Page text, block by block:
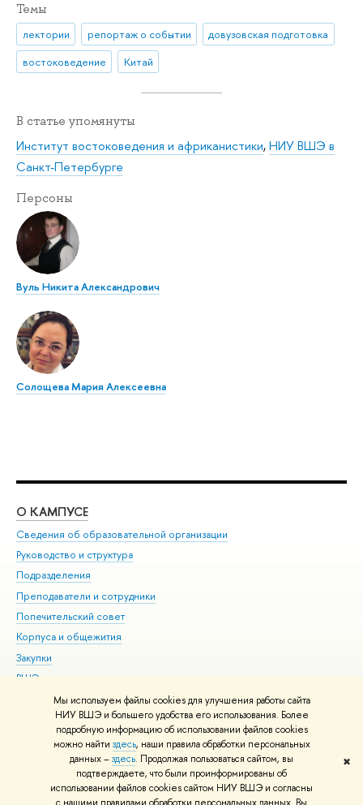
Мы используем файлы cookies для улучшения работы сайта
НИУ ВШЭ и большего удобства его использования. Более
подробную информацию об использовании файлов cookies
можно найти здесь, наши правила обработки персональных
данных –здесь. Продолжая пользоваться сайтом, вы
подтверждаете, что были проинформированы об
использовании файлов cookies сайтом НИУ ВШЭ и согласны
✖
Темы
лектории репортаж о событии
довузовская подготовка
востоковедение
Китай
В статье упомянуты
Институт востоковедения и африканистики,НИУ ВШЭ в
Санкт-Петербурге
Персоны
Вуль Никита Александрович
Солощева Мария Алексеевна
О КАМПУСЕ
Сведения об образовательной организации
Руководство и структура
Подразделения
Преподаватели и сотрудники
Попечительский совет
Корпуса и общежития
Закупки
ВШЭ для студентов с ограниченными возможностями
здоровья и инвалидностью
Версия для слабовидящих
Единая платежная страница
© НИУ ВШЭ 1993–2026 Адреса и контакты Условия использования